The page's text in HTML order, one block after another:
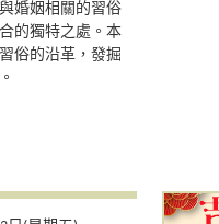
婚姻相關的習俗
的獨特之處。本
俗的沿革，發掘